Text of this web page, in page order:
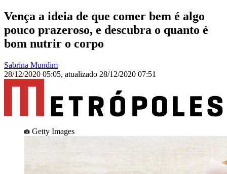
Vença a ideia de que comer bem é algo
pouco prazeroso, e descubra o quanto é
bom nutrir o corpo
Sabrina Mundim
28/12/2020 05:05, atualizado 28/12/2020 07:51
Getty Images